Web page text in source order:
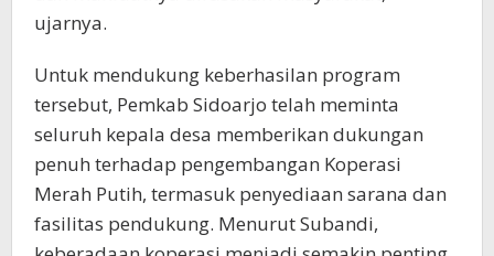
ujarnya.
Untuk mendukung keberhasilan program
tersebut, Pemkab Sidoarjo telah meminta
seluruh kepala desa memberikan dukungan
penuh terhadap pengembangan Koperasi
Merah Putih, termasuk penyediaan sarana dan
fasilitas pendukung. Menurut Subandi,